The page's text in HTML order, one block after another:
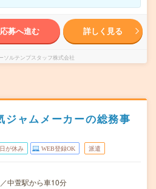
応募へ進む 詳しく見る
ソルテンプスタッフ株式会社
ジャムメーカーの総務事
が休み WEB登録OK 派遣
中萱駅から車10分